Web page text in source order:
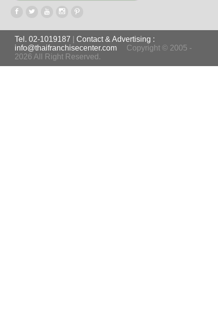
Tel. 02-1019187
Contact & Advertising :
info@thaifranchisecenter.com
Copyright © 2005 -
2026 All Right Reserved.